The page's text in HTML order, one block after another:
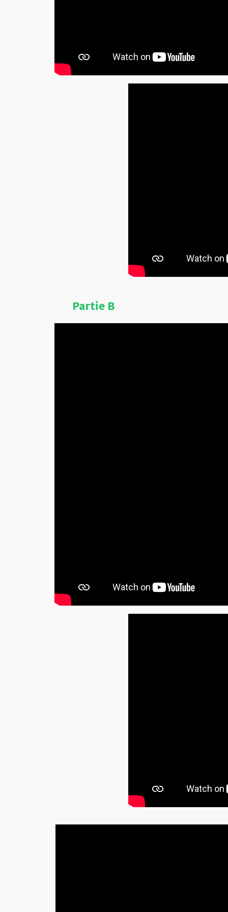
Partie B